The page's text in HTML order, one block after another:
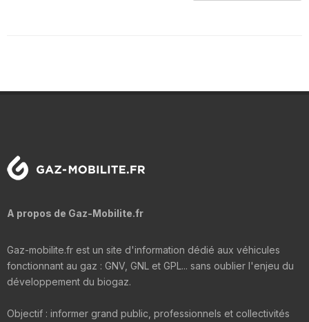
A propos de Gaz-Mobilite.fr
Gaz-mobilite.fr est un site d'information dédié aux véhicules
fonctionnant au gaz : GNV, GNL et GPL... sans oublier l'enjeu du
développement du biogaz.
Objectif : informer grand public, professionnels et collectivités